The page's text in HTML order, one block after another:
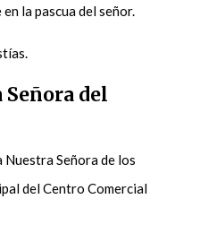
la pascua del señor.
del
Nuestra Señora de los
del Centro Comercial